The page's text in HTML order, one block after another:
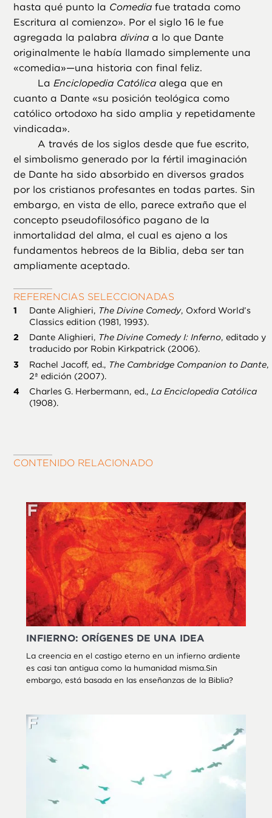
hasta qué punto la Comedia fue tratada como
Escritura al comienzo». Por el siglo 16 le fue
agregada la palabradivina a lo que Dante
originalmente le había llamado simplemente una
«comedia»—una historia con final feliz.
LaEnciclopedia Católica alega que en
cuanto a Dante «su posición teológica como
católico ortodoxo ha sido amplia y repetidamente
vindicada».
A través de los siglos desde que fue escrito,
el simbolismo generado por la fértil imaginación
de Dante ha sido absorbido en diversos grados
por los cristianos profesantes en todas partes. Sin
embargo, en vista de ello, parece extraño que el
concepto pseudofilosófico pagano de la
inmortalidad del alma, el cual es ajeno a los
fundamentos hebreos de la Biblia, deba ser tan
ampliamente aceptado.
REFERENCIAS SELECCIONADAS
Dante Alighieri, The Divine Comedy, Oxford World’s
Classics edition (1981, 1993).
Dante Alighieri, The Divine Comedy I: Inferno, editado y
traducido por Robin Kirkpatrick (2006).
Rachel Jacoff, ed., The Cambridge Companion to Dante,
2ª edición (2007).
Charles G. Herbermann, ed., La Enciclopedia Católica
(1908).
CONTENIDO RELACIONADO
INFIERNO: ORÍGENES DE UNA IDEA
La creencia en el castigo eterno en un infierno ardiente
es casi tan antigua como la humanidad misma.Sin
embargo, está basada en las enseñanzas de la Biblia?